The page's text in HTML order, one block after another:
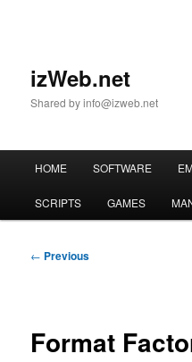
izWeb.net
Shared by info@izweb.net
HOME SOFTWARE
SCRIPTS GAMES
Post
← Previous
Format